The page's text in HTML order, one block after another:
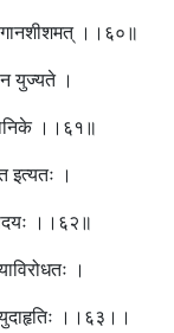
।।६०॥
युज्यते ।
।।६१॥
इत्यतः ।
।।६२॥
।
।।६३।।